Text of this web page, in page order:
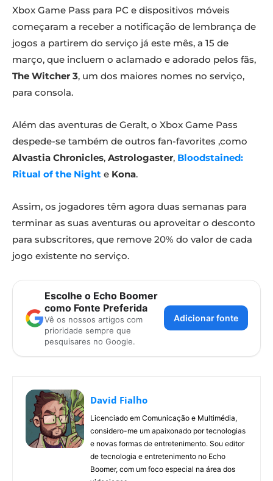
Xbox Game Pass para PC e dispositivos móveis
começaram a receber a notificação de lembrança de
jogos a partirem do serviço já este mês, a 15 de
março, que incluem o aclamado e adorado pelos fãs,
The Witcher 3, um dos maiores nomes no serviço,
para consola.
Além das aventuras de Geralt, o Xbox Game Pass
despede-se também de outros fan-favorites ,como
Alvastia Chronicles, Astrologaster, Bloodstained:
Ritual of the Night e Kona.
Assim, os jogadores têm agora duas semanas para
terminar as suas aventuras ou aproveitar o desconto
para subscritores, que remove 20% do valor de cada
jogo existente no serviço.
Escolhe o Echo Boomer
como Fonte Preferida
Vê os nossos artigos com
prioridade sempre que
pesquisares no Google.
Adicionar fonte
David Fialho
Licenciado em Comunicação e Multimédia,
considero-me um apaixonado por tecnologias
e novas formas de entretenimento. Sou editor
de tecnologia e entretenimento no Echo
Boomer, com um foco especial na área dos